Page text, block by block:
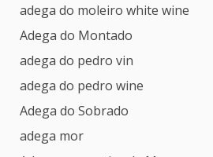
adega do moleiro white wine
Adega do Montado
adega do pedro vin
adega do pedro wine
Adega do Sobrado
adega mor